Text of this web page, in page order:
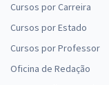
Cursos por Carreira
Cursos por Estado
Cursos por Professor
Oficina de Redação